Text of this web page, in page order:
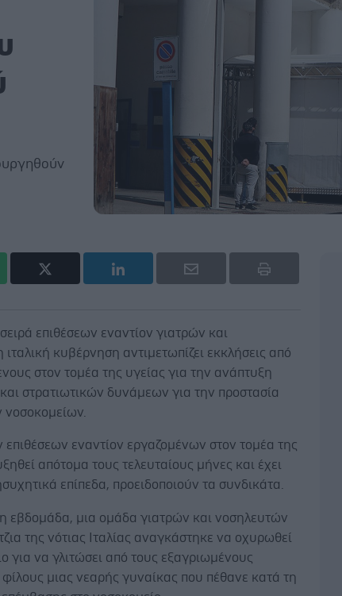
επιθέσεων εναντίον γιατρών και
κυβέρνηση αντιμετωπίζει εκκλήσεις από
στον τομέα της υγείας για την ανάπτυξη
στρατιωτικών δυνάμεων για την προστασία
επιθέσεων εναντίον εργαζομένων στον τομέα της
απότομα τους τελευταίους μήνες και έχει
επίπεδα, προειδοποιούν τα συνδικάτα.
εβδομάδα, μια ομάδα γιατρών και νοσηλευτών
της νότιας Ιταλίας αναγκάστηκε να οχυρωθεί
για να γλιτώσει από τους εξαγριωμένους
φίλους μιας νεαρής γυναίκας που πέθανε κατά τη